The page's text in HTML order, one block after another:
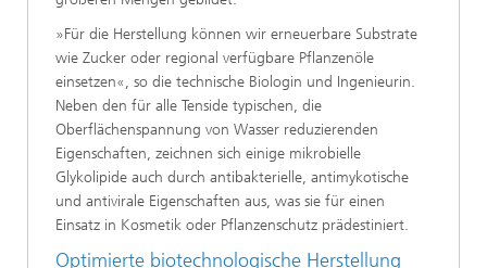
»Für die Herstellung können wir erneuerbare Substrate
wie Zucker oder regional verfügbare Pflanzenöle
einsetzen«, so die technische Biologin und Ingenieurin.
Neben den für alle Tenside typischen, die
Oberflächenspannung von Wasser reduzierenden
Eigenschaften, zeichnen sich einige mikrobielle
Glykolipide auch durch antibakterielle, antimykotische
und antivirale Eigenschaften aus, was sie für einen
Einsatz in Kosmetik oder Pflanzenschutz prädestiniert.
Optimierte biotechnologische Herstellung